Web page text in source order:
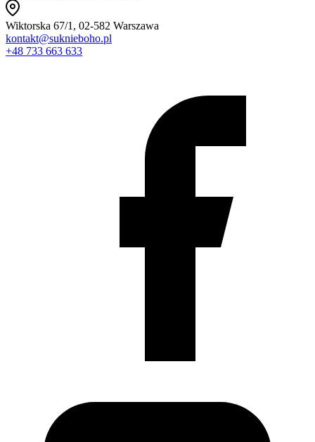
Wiktorska 67/1, 02-582 Warszawa
kontakt@suknieboho.pl
+48 733 663 633